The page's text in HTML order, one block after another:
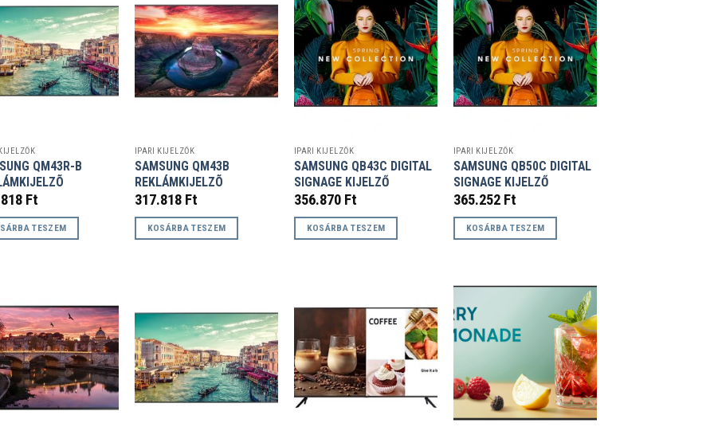
QM43R-B
Ft
TESZEM
IPARI KIJELZŐK
SAMSUNG QM43B
REKLÁMKIJELZÕ
317.818 Ft
KOSÁRBA TESZEM
IPARI KIJELZŐK
SAMSUNG QB43C DIGITAL
SIGNAGE KIJELZŐ
356.870 Ft
KOSÁRBA TESZEM
IPARI KIJELZŐK
SAMSUNG QB50C DIGITAL
SIGNAGE KIJELZŐ
365.252 Ft
KOSÁRBA TESZEM